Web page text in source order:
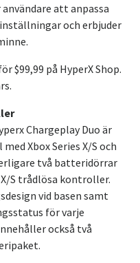
att anpassa
och erbjuder
$99,99 på HyperX Shop.
Chargeplay Duo är
Xbox Series X/S och
två batteridörrar
S trådlösa kontroller.
vid basen samt
för varje
också två